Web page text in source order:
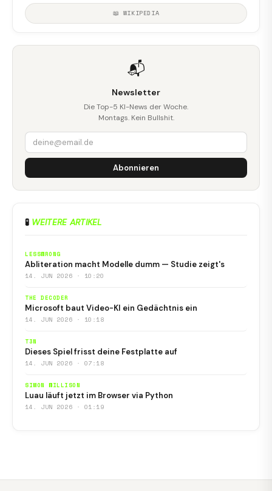
📖 WIKIPEDIA
📬
Newsletter
Die Top-5 KI-News der Woche.
Montags. Kein Bullshit.
Abonnieren
🧪 WEITERE ARTIKEL
LESSWRONG
Abliteration macht Modelle dumm — Studie zeigt's
14. JUN 2026 · 10:20
THE DECODER
Microsoft baut Video-KI ein Gedächtnis ein
14. JUN 2026 · 10:18
T3N
Dieses Spiel frisst deine Festplatte auf
14. JUN 2026 · 07:18
SIMON WILLISON
Luau läuft jetzt im Browser via Python
14. JUN 2026 · 01:19